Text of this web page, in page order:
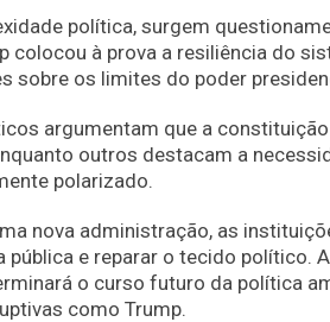
política, surgem
colocou à prova a resiliência do
sobre os limites do poder
argumentam que a
outros destacam a
polarizado.
nova administração, as
pública e reparar o tecido
o curso futuro da política
como Trump.